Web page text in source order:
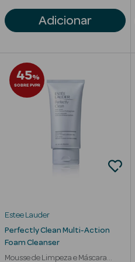
Adicionar
45%
SOBRE PVPR
Estee Lauder
Perfectly Clean Multi-Action
Foam Cleanser
Mousse de Limpeza e Máscara